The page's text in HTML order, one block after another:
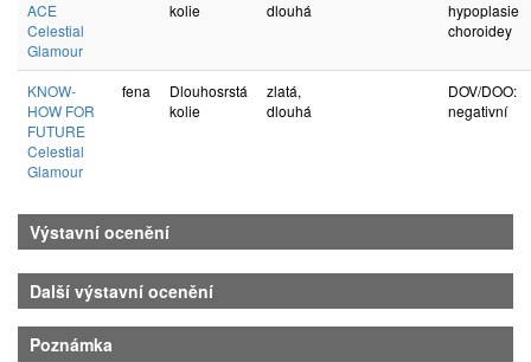
ACE
Celestial
Glamour
kolie
dlouhá
hypoplasie
choroidey
KNOW-
HOW FOR
FUTURE
Celestial
Glamour
fena
Dlouhosrstá
kolie
zlatá,
dlouhá
DOV/DOO:
negativní
Výstavní ocenění
Další výstavní ocenění
Poznámka